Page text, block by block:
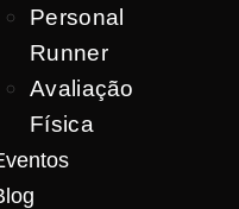
Personal
Runner
Avaliação
Física